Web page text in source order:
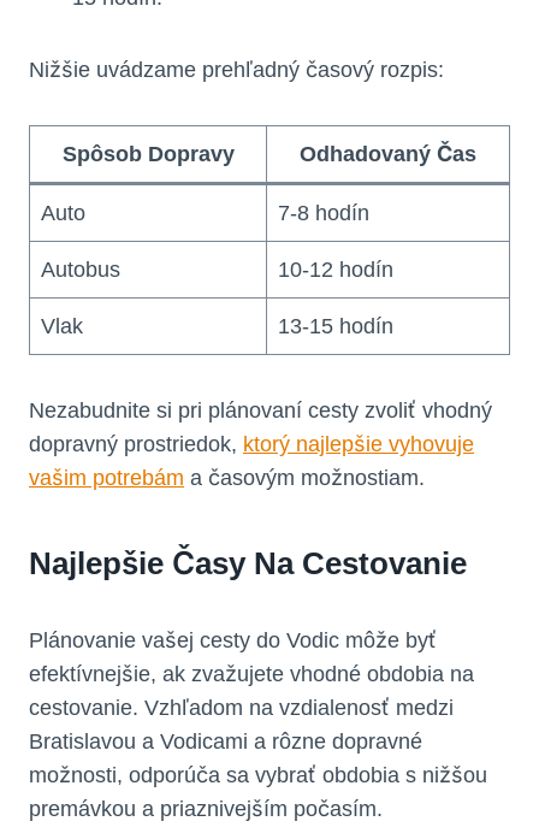
Nižšie uvádzame prehľadný časový rozpis:
Spôsob Dopravy Odhadovaný Čas
Auto 7-8 hodín
Autobus 10-12 hodín
Vlak 13-15 hodín
Nezabudnite si pri plánovaní cesty zvoliť vhodný
dopravný prostriedok, ktorý najlepšie vyhovuje
vašim potrebám a časovým možnostiam.
Najlepšie Časy Na Cestovanie
Plánovanie vašej cesty do Vodic môže byť
efektívnejšie, ak zvažujete vhodné obdobia na
cestovanie. Vzhľadom na vzdialenosť medzi
Bratislavou a Vodicami a rôzne dopravné
možnosti, odporúča sa vybrať obdobia s nižšou
premávkou a priaznivejším počasím.